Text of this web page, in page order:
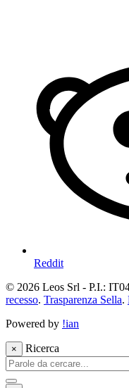
Reddit
© 2026 Leos Srl - P.I.:
recesso. Trasparenza Sella.
Powered by !ian
× Ricerca